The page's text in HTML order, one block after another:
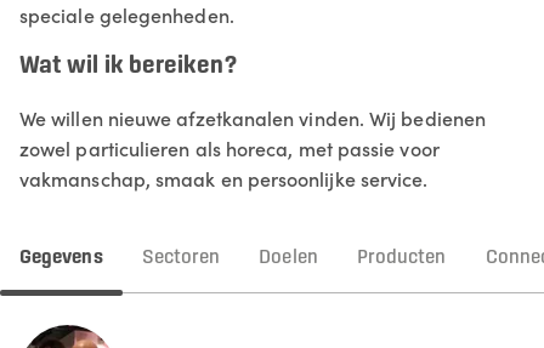
speciale gelegenheden.
Wat wil ik bereiken?
We willen nieuwe afzetkanalen vinden. Wij bedienen
zowel particulieren als horeca, met passie voor
vakmanschap, smaak en persoonlijke service.
Gegevens Sectoren Doelen Producten